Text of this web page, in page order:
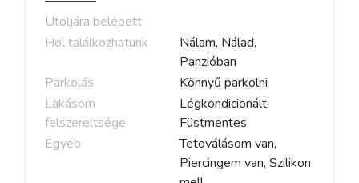
Utoljára belépett
Hol találkozhatunk
Nálam, Nálad,
Panzióban
Parkolás
Könnyű parkolni
Lakásom
felszereltsége
Légkondicionált,
Füstmentes
Egyéb
Tetoválásom van,
Piercingem van, Szilikon